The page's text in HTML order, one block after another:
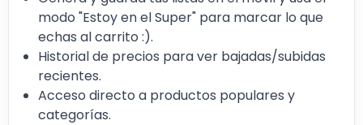
modo "Estoy en el Super" para marcar lo que
echas al carrito :).
Historial de precios para ver bajadas/subidas
recientes.
Acceso directo a productos populares y
categorías.